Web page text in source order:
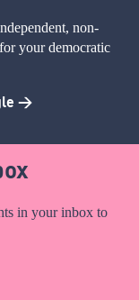
non-
your democratic
>
in your inbox to